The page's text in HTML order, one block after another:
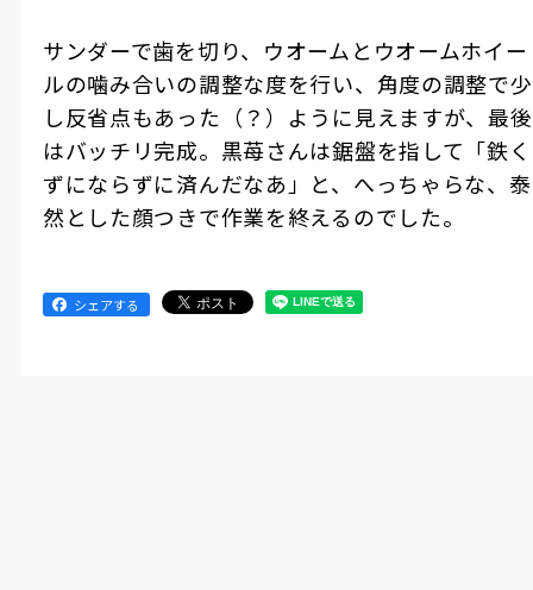
サンダーで歯を切り、ウオームとウオームホイー
ルの噛み合いの調整な度を行い、角度の調整で少
し反省点もあった（？）ように見えますが、最後
はバッチリ完成。黒苺さんは鋸盤を指して「鉄く
ずにならずに済んだなあ」と、へっちゃらな、泰
然とした顔つきで作業を終えるのでした。
シェアする